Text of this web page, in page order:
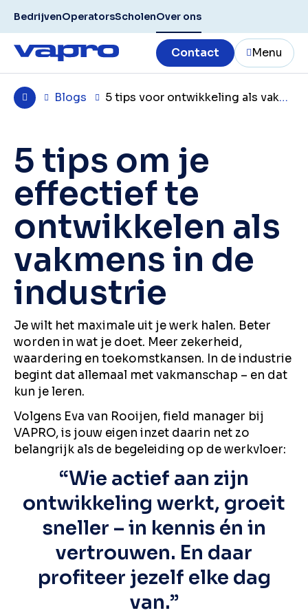
BedrijvenOperatorsScholenOver ons
Contact Menu
5 tips om je
effectief te
ontwikkelen als
vakmens in de
industrie
Je wilt het maximale uit je werk halen. Beter
worden in wat je doet. Meer zekerheid,
waardering en toekomstkansen. In de industrie
begint dat allemaal met vakmanschap – en dat
kun je leren.
Volgens Eva van Rooijen, field manager bij
VAPRO, is jouw eigen inzet daarin net zo
belangrijk als de begeleiding op de werkvloer:
“Wie actief aan zijn
ontwikkeling werkt, groeit
sneller – in kennis én in
vertrouwen. En daar
profiteer jezelf elke dag
van.”
Blogs 5 tips voor ontwikkeling als vakmens